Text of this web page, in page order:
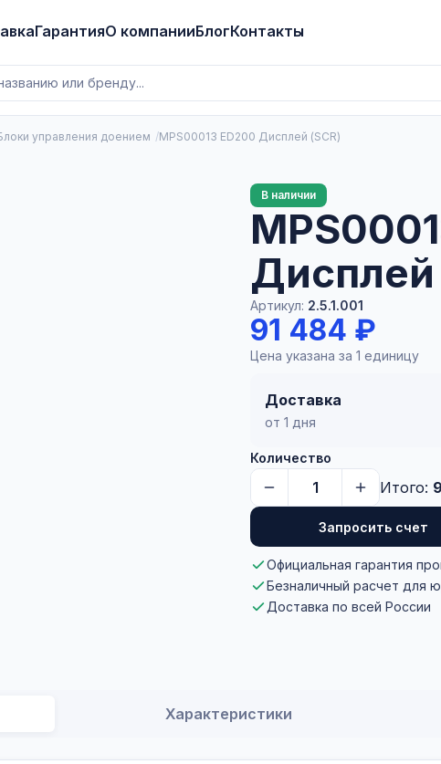
ГарантияО компанииБлогКонтакты
управления доением MPS00013 ED200 Дисплей (SCR)
В наличии
Дисплей
Артикул: 2.5.1.001
91 484 ₽
Цена указана за 1 единицу
Доставка
от 1 дня
Количество
Итого:
Запросить счет
Официальная гарантия
Безналичный расчет для
Доставка по всей России
Характеристики